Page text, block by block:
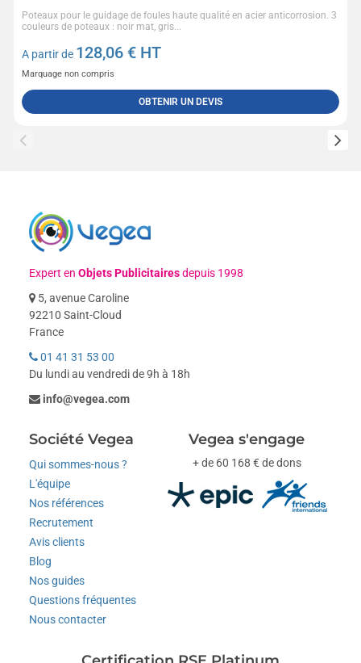
Poteaux pour le guidage de foules haute qualité en acier anticorrosion. 3
couleurs de poteaux : noir mat, gris...
A partir de 128,06 € HT
Marquage non compris
OBTENIR UN DEVIS
Expert enObjets Publicitairesdepuis 1998
5, avenue Caroline
92210 Saint-Cloud
France
01 41 31 53 00
Du lundi au vendredi de 9h à 18h
info@vegea.com
Société Vegea
Qui sommes-nous ?
L'équipe
Nos références
Recrutement
Avis clients
Blog
Nos guides
Questions fréquentes
Nous contacter
Vegea s'engage
+ de 60 168 € de dons